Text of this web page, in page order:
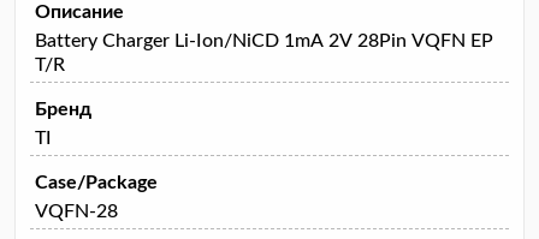
Описание
Battery Charger Li-Ion/NiCD 1mA 2V 28Pin VQFN EP
T/R
Бренд
TI
Case/Package
VQFN-28